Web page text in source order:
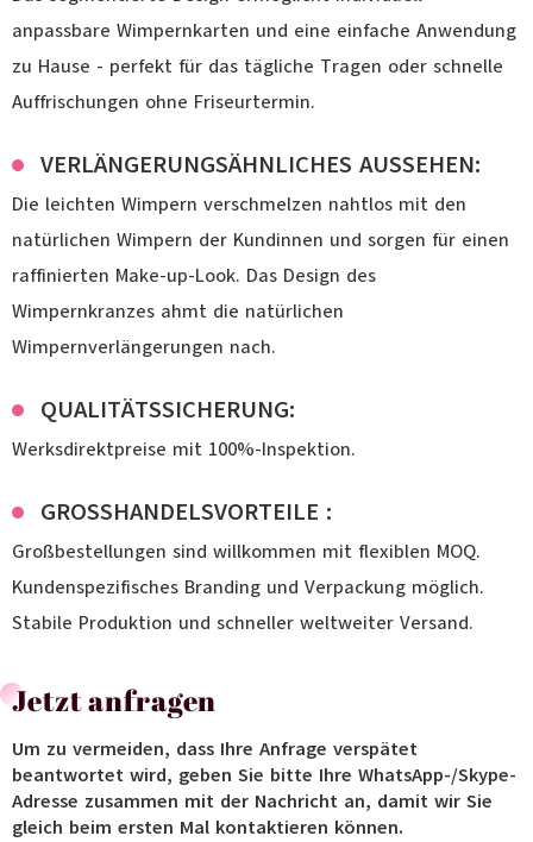
anpassbare Wimpernkarten und eine einfache Anwendung
zu Hause - perfekt für das tägliche Tragen oder schnelle
Auffrischungen ohne Friseurtermin.
VERLÄNGERUNGSÄHNLICHES AUSSEHEN:
Die leichten Wimpern verschmelzen nahtlos mit den
natürlichen Wimpern der Kundinnen und sorgen für einen
raffinierten Make-up-Look. Das Design des
Wimpernkranzes ahmt die natürlichen
Wimpernverlängerungen nach.
QUALITÄTSSICHERUNG:
Werksdirektpreise mit 100%-Inspektion.
GROSSHANDELSVORTEILE :
Großbestellungen sind willkommen mit flexiblen MOQ.
Kundenspezifisches Branding und Verpackung möglich.
Stabile Produktion und schneller weltweiter Versand.
Jetzt anfragen
Um zu vermeiden, dass Ihre Anfrage verspätet
beantwortet wird, geben Sie bitte Ihre WhatsApp-/Skype-
Adresse zusammen mit der Nachricht an, damit wir Sie
gleich beim ersten Mal kontaktieren können.